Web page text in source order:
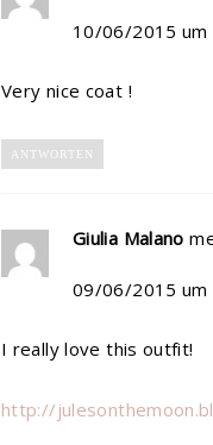
10/06/2015 um
Very nice coat !
ANTWORTEN
Giulia Malano
09/06/2015 um
I really love this outfit!
http://